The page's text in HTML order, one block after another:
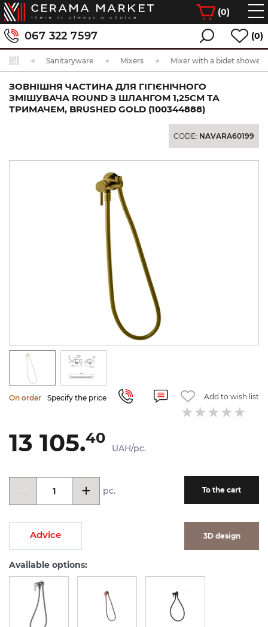
(0)
067 322 7597 (0)
Sanitaryware Mixers Mixer with a bidet shower
ЗОВНІШНЯ ЧАСТИНА ДЛЯ ГІГІЄНІЧНОГО
ЗМІШУВАЧА ROUND З ШЛАНГОМ 1,25СМ ТА
ТРИМАЧЕМ, BRUSHED GOLD (100344888)
CODE: NAVARA60199
On order Specify the price Add to wish list
13 105.40
UAH/pc.
pc. To the cart
Advice 3D design
Available options: